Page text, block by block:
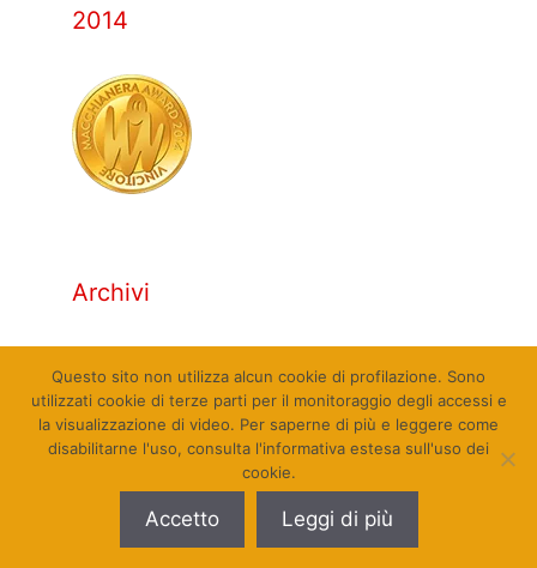
2014
Archivi
© Qualcosa di Sinistra 2010 - 2026. Tutti i diritti
riservati. Sito web realizzato da Pierpaolo Farina
Questo sito non utilizza alcun cookie di profilazione. Sono
utilizzati cookie di terze parti per il monitoraggio degli accessi e
la visualizzazione di video. Per saperne di più e leggere come
disabilitarne l'uso, consulta l'informativa estesa sull'uso dei
cookie.
Accetto Leggi di più